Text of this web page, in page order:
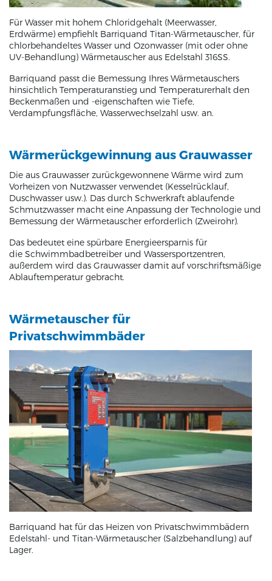
Für Wasser mit hohem Chloridgehalt (Meerwasser,
Erdwärme) empfiehlt Barriquand Titan-Wärmetauscher, für
chlorbehandeltes Wasser und Ozonwasser (mit oder ohne
UV-Behandlung) Wärmetauscher aus Edelstahl 316SS.
Barriquand passt die Bemessung Ihres Wärmetauschers
hinsichtlich Temperaturanstieg und Temperaturerhalt den
Beckenmaßen und -eigenschaften wie Tiefe,
Verdampfungsfläche, Wasserwechselzahl usw. an.
Wärmerückgewinnung aus Grauwasser
Die aus Grauwasser zurückgewonnene Wärme wird zum
Vorheizen von Nutzwasser verwendet (Kesselrücklauf,
Duschwasser usw.). Das durch Schwerkraft ablaufende
Schmutzwasser macht eine Anpassung der Technologie und
Bemessung der Wärmetauscher erforderlich (Zweirohr).
Das bedeutet eine spürbare Energieersparnis für
die Schwimmbadbetreiber und Wassersportzentren,
außerdem wird das Grauwasser damit auf vorschriftsmäßige
Ablauftemperatur gebracht.
Wärmetauscher für
Privatschwimmbäder
Barriquand hat für das Heizen von Privatschwimmbädern
Edelstahl- und Titan-Wärmetauscher (Salzbehandlung) auf
Lager.